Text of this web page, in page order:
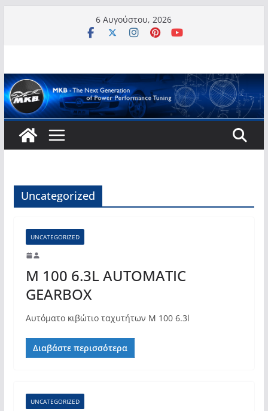
6 Αυγούστου, 2026
Uncategorized
UNCATEGORIZED
M 100 6.3L AUTOMATIC
GEARBOX
Αυτόματο κιβώτιο ταχυτήτων M 100 6.3l
Διαβάστε περισσότερα
UNCATEGORIZED